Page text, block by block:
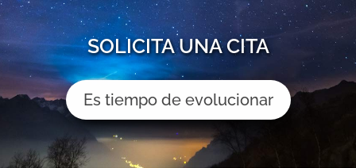
SOLICITA UNA CITA
Es tiempo de evolucionar